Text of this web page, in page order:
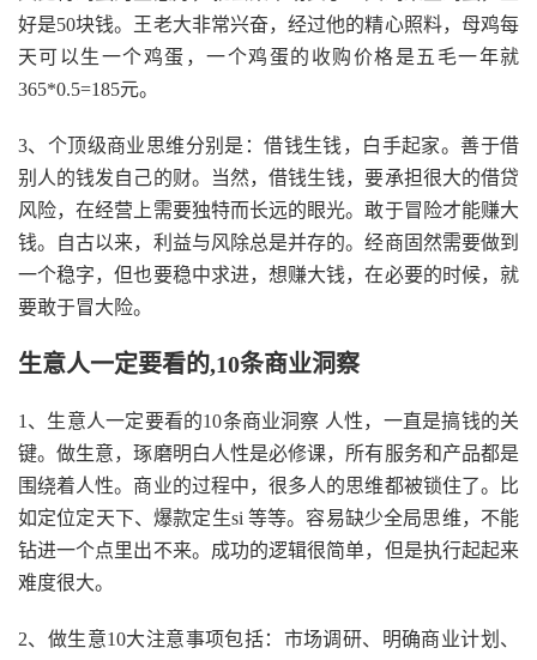
好是50块钱。王老大非常兴奋，经过他的精心照料，母鸡每
天可以生一个鸡蛋，一个鸡蛋的收购价格是五毛一年就
365*0.5=185元。
3、个顶级商业思维分别是：借钱生钱，白手起家。善于借
别人的钱发自己的财。当然，借钱生钱，要承担很大的借贷
风险，在经营上需要独特而长远的眼光。敢于冒险才能赚大
钱。自古以来，利益与风除总是并存的。经商固然需要做到
一个稳字，但也要稳中求进，想赚大钱，在必要的时候，就
要敢于冒大险。
生意人一定要看的,10条商业洞察
1、生意人一定要看的10条商业洞察 人性，一直是搞钱的关
键。做生意，琢磨明白人性是必修课，所有服务和产品都是
围绕着人性。商业的过程中，很多人的思维都被锁住了。比
如定位定天下、爆款定生si 等等。容易缺少全局思维，不能
钻进一个点里出不来。成功的逻辑很简单，但是执行起起来
难度很大。
2、做生意10大注意事项包括：市场调研、明确商业计划、